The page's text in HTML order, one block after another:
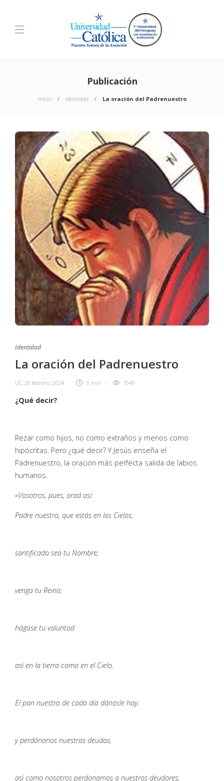
Publicación
Inicio Identidad La oración del Padrenuestro
Identidad
La oración del Padrenuestro
UC, 20 febrero, 2024 3 min 1049
¿Qué decir?
Rezar como hijos, no como extraños y menos como
hipócritas. Pero ¿qué decir? Y Jesús enseña el
Padrenuestro, la oración más perfecta salida de labios
humanos.
«Vosotros, pues, orad así:
Padre nuestro, que estás en los Cielos,
santificado sea tu Nombre;
venga tu Reino;
hágase tu voluntad
así en la tierra como en el Cielo.
El pan nuestro de cada día dánosle hoy;
y perdónanos nuestras deudas,
así como nosotros perdonamos a nuestros deudores;